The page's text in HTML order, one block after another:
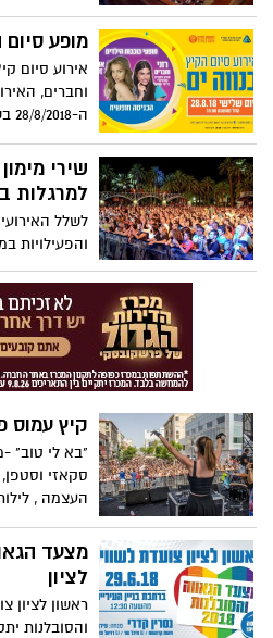
לבטחון
ושתי עמדות
מופע
אירוע סיום
וחברים,
ה-28/8/2018 בשעה 18:00 - כולם מוזמנים.
שירי
למרגלות
לשלל
והפעילויות
הציבוריים,
שבת ברחבת
ההופעות
קיץ עמוס
"בא לי טוב"
סקאזי
העצמה ,
ובגן העיר
מאוד
מינהל
מצעד
לציון
ראשון לציון
והסובלנות